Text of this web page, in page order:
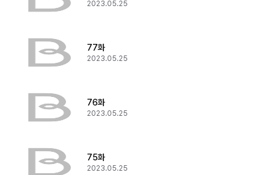
2023.05.25
77화
2023.05.25
76화
2023.05.25
75화
2023.05.25